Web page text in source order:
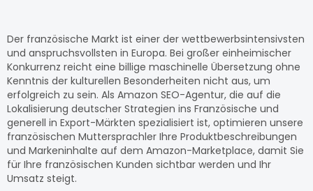
Der französische Markt ist einer der wettbewerbsintensivsten
und anspruchsvollsten in Europa. Bei großer einheimischer
Konkurrenz reicht eine billige maschinelle Übersetzung ohne
Kenntnis der kulturellen Besonderheiten nicht aus, um
erfolgreich zu sein. Als Amazon SEO-Agentur, die auf die
Lokalisierung deutscher Strategien ins Französische und
generell in Export-Märkten spezialisiert ist, optimieren unsere
französischen Muttersprachler Ihre Produktbeschreibungen
und Markeninhalte auf dem Amazon-Marketplace, damit Sie
für Ihre französischen Kunden sichtbar werden und Ihr
Umsatz steigt.